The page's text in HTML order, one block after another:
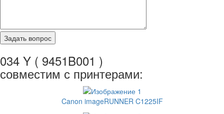
034 Y ( 9451B001 )
совместим с принтерами:
Canon imageRUNNER C1225IF